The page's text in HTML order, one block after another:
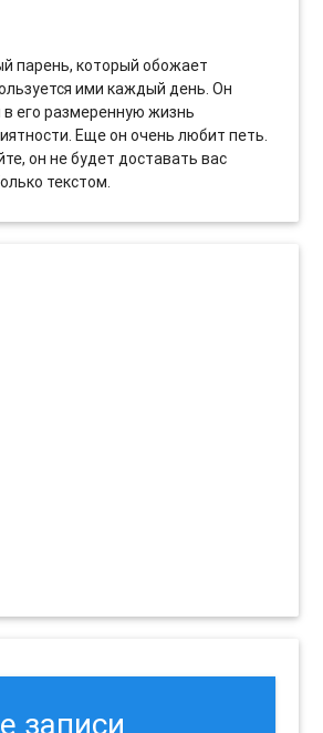
парень, который обожает
ими каждый день. Он
в его размеренную жизнь
Еще он очень любит петь.
он не будет доставать вас
текстом.
записи